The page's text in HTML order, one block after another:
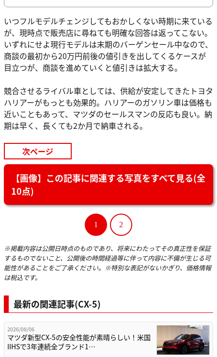
いつフルモデルチェンジしてもおかしくない時期に来ている
が、現時点で販売店に尋ねても明確な回答は返ってこない。
いずれにせよ現行モデルは末期のバーゲンセール中なので、
商談の最初から20万円前後の値引きを出してくるケースが
目立つが、商談を進めていくと値引きは拡大する。
競合させるライバル車としては、供給が安定してきたトヨタ
ハリアーがもっとも効果的。ハリアーのガソリン車は価格も
近いこともあって、マツダのセールスマンの反応も良い。納
期は早く、長くても2か月で納車される。
次ページ
【画像】この記事に関連する写真をすべて見る(全
10点)
1 2
※掲載内容は公開日時点のものであり、将来にわたってその真正性を保証
するものでないこと、公開後の時間経過等に伴って内容に不備が生じる可
能性があることをご了承ください。※特別な表記がないかぎり、価格情報
は税込です。
最新の関連記事(CX-5)
2026/08/06
マツダ新型CX-5の安全性能が素晴らしい！米国
IIHSで3年連続全ブランド1…